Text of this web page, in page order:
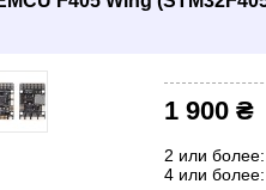
1 900 ₴
2 или
4 или